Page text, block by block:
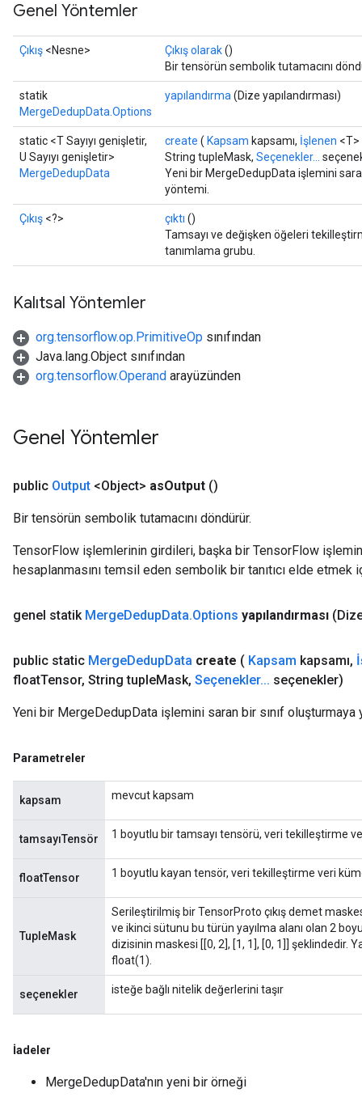
Genel Yöntemler
Çıkış <Nesne> Çıkış olarak()
Bir tensörün sembolik tutamacını
statik
MergeDedupData.Options
yapılandırma (Dize yapılandırması)
static <T Sayıyı genişletir,
U Sayıyı genişletir>
MergeDedupData
create ( Kapsam kapsamı, İşlenen
String tupleMask, Seçenekler...
Yeni bir MergeDedupData işlemini
yöntemi.
Çıkış <?> çıktı ()
Tamsayı ve değişken öğeleri
tanımlama grubu.
Kalıtsal Yöntemler
org.tensorflow.op.PrimitiveOp sınıfından
Java.lang.Object sınıfından
org.tensorflow.Operand arayüzünden
Genel Yöntemler
public Output <Object> asOutput ()
Bir tensörün sembolik tutamacını döndürür.
TensorFlow işlemlerinin girdileri, başka bir TensorFlow
hesaplanmasını temsil eden sembolik bir tanıtıcı elde etmek
genel statik MergeDedupData.Options yapılandırması
public static MergeDedupData create ( Kapsam kapsamı,
floatTensor, String tupleMask, Seçenekler... seçenekler)
Yeni bir MergeDedupData işlemini saran bir sınıf
Parametreler
kapsam mevcut kapsam
tamsayıTensör 1 boyutlu bir tamsayı tensörü, veri tekilleştirme
floatTensor 1 boyutlu kayan tensör, veri tekilleştirme veri
TupleMask
Serileştirilmiş bir TensorProto çıkış demet
ve ikinci sütunu bu türün yayılma alanı olan 2
dizisinin maskesi [[0, 2], [1, 1], [0, 1]] şeklindedir.
float(1).
seçenekler isteğe bağlı nitelik değerlerini taşır
İadeler
MergeDedupData'nın yeni bir örneği